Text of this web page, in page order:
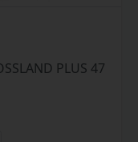
PLUS 47